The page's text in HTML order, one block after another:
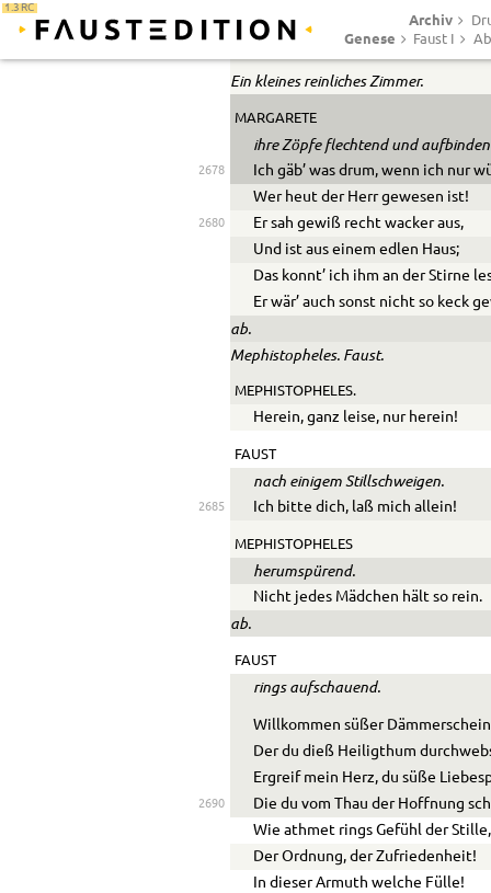
1.3 RC
Archiv
Genese Faust I
Ein kleines reinliches Zimmer.
MARGARETE
ihre Zöpfe flechtend und
2678
Ich gäb’ was drum, wenn ich nur
Wer heut der Herr gewesen ist!
2680
Er sah gewiß recht wacker aus,
Und ist aus einem edlen Haus;
Das konnt’ ich ihm an der Stirne
Er wär’ auch sonst nicht so keck
ab.
Mephistopheles. Faust.
MEPHISTOPHELES.
Herein, ganz leise, nur herein!
FAUST
nach einigem Stillschweigen.
2685 Ich bitte dich, laß mich allein!
MEPHISTOPHELES
herumspürend.
Nicht jedes Mädchen hält so rein.
ab.
FAUST
rings aufschauend.
Willkommen süßer
Der du dieß Heiligthum
Ergreif mein Herz, du süße
2690
Die du vom Thau der Hoffnung
Wie athmet rings Gefühl der Stille,
Der Ordnung, der Zufriedenheit!
In dieser Armuth welche Fülle!